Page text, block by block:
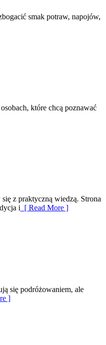
smak potraw, napojów,
które chcą poznawać
z praktyczną wiedzą. Strona
i [ Read More ]
się podróżowaniem, ale
]